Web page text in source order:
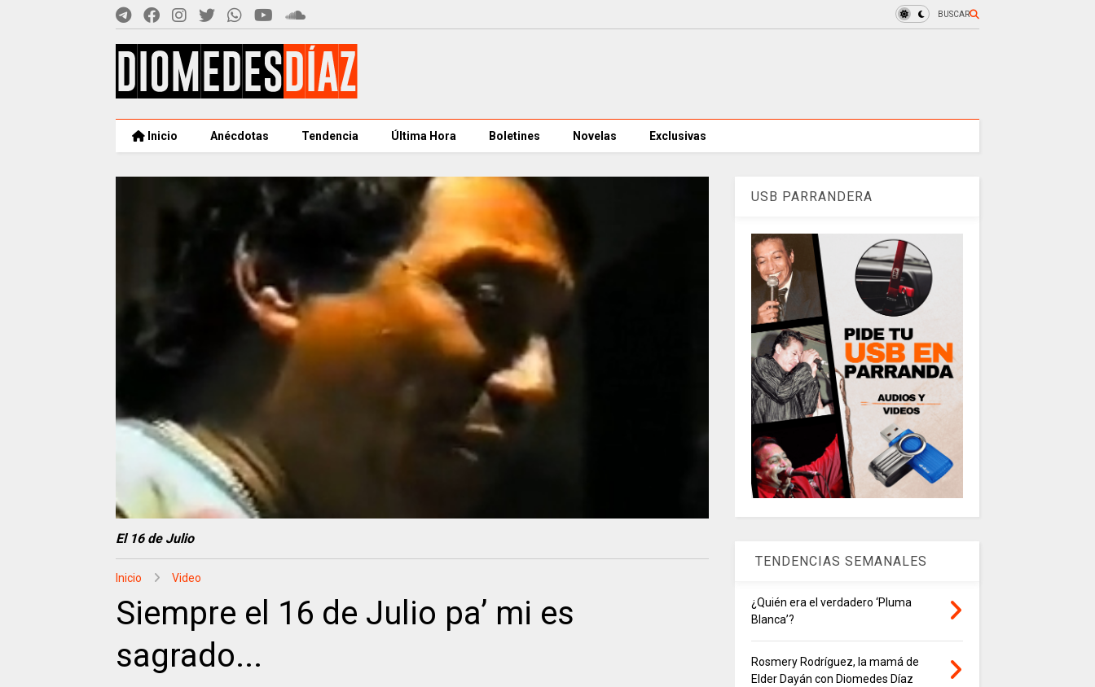
BUSCAR
Inicio Anécdotas Tendencia Última Hora Boletines Novelas Exclusivas
El 16 de Julio
Inicio Video
Siempre el 16 de Julio pa’ mi es
sagrado...
USB PARRANDERA
TENDENCIAS SEMANALES
¿Quién era el verdadero ‘Pluma
Blanca’?
Rosmery Rodríguez, la mamá de
Elder Dayán con Diomedes Díaz